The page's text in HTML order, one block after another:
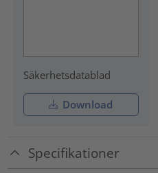
Säkerhetsdatablad
Download
Specifikationer